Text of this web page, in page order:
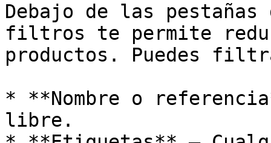
Debajo de las
filtros te permite
productos. Puedes
* **Nombre o
libre.